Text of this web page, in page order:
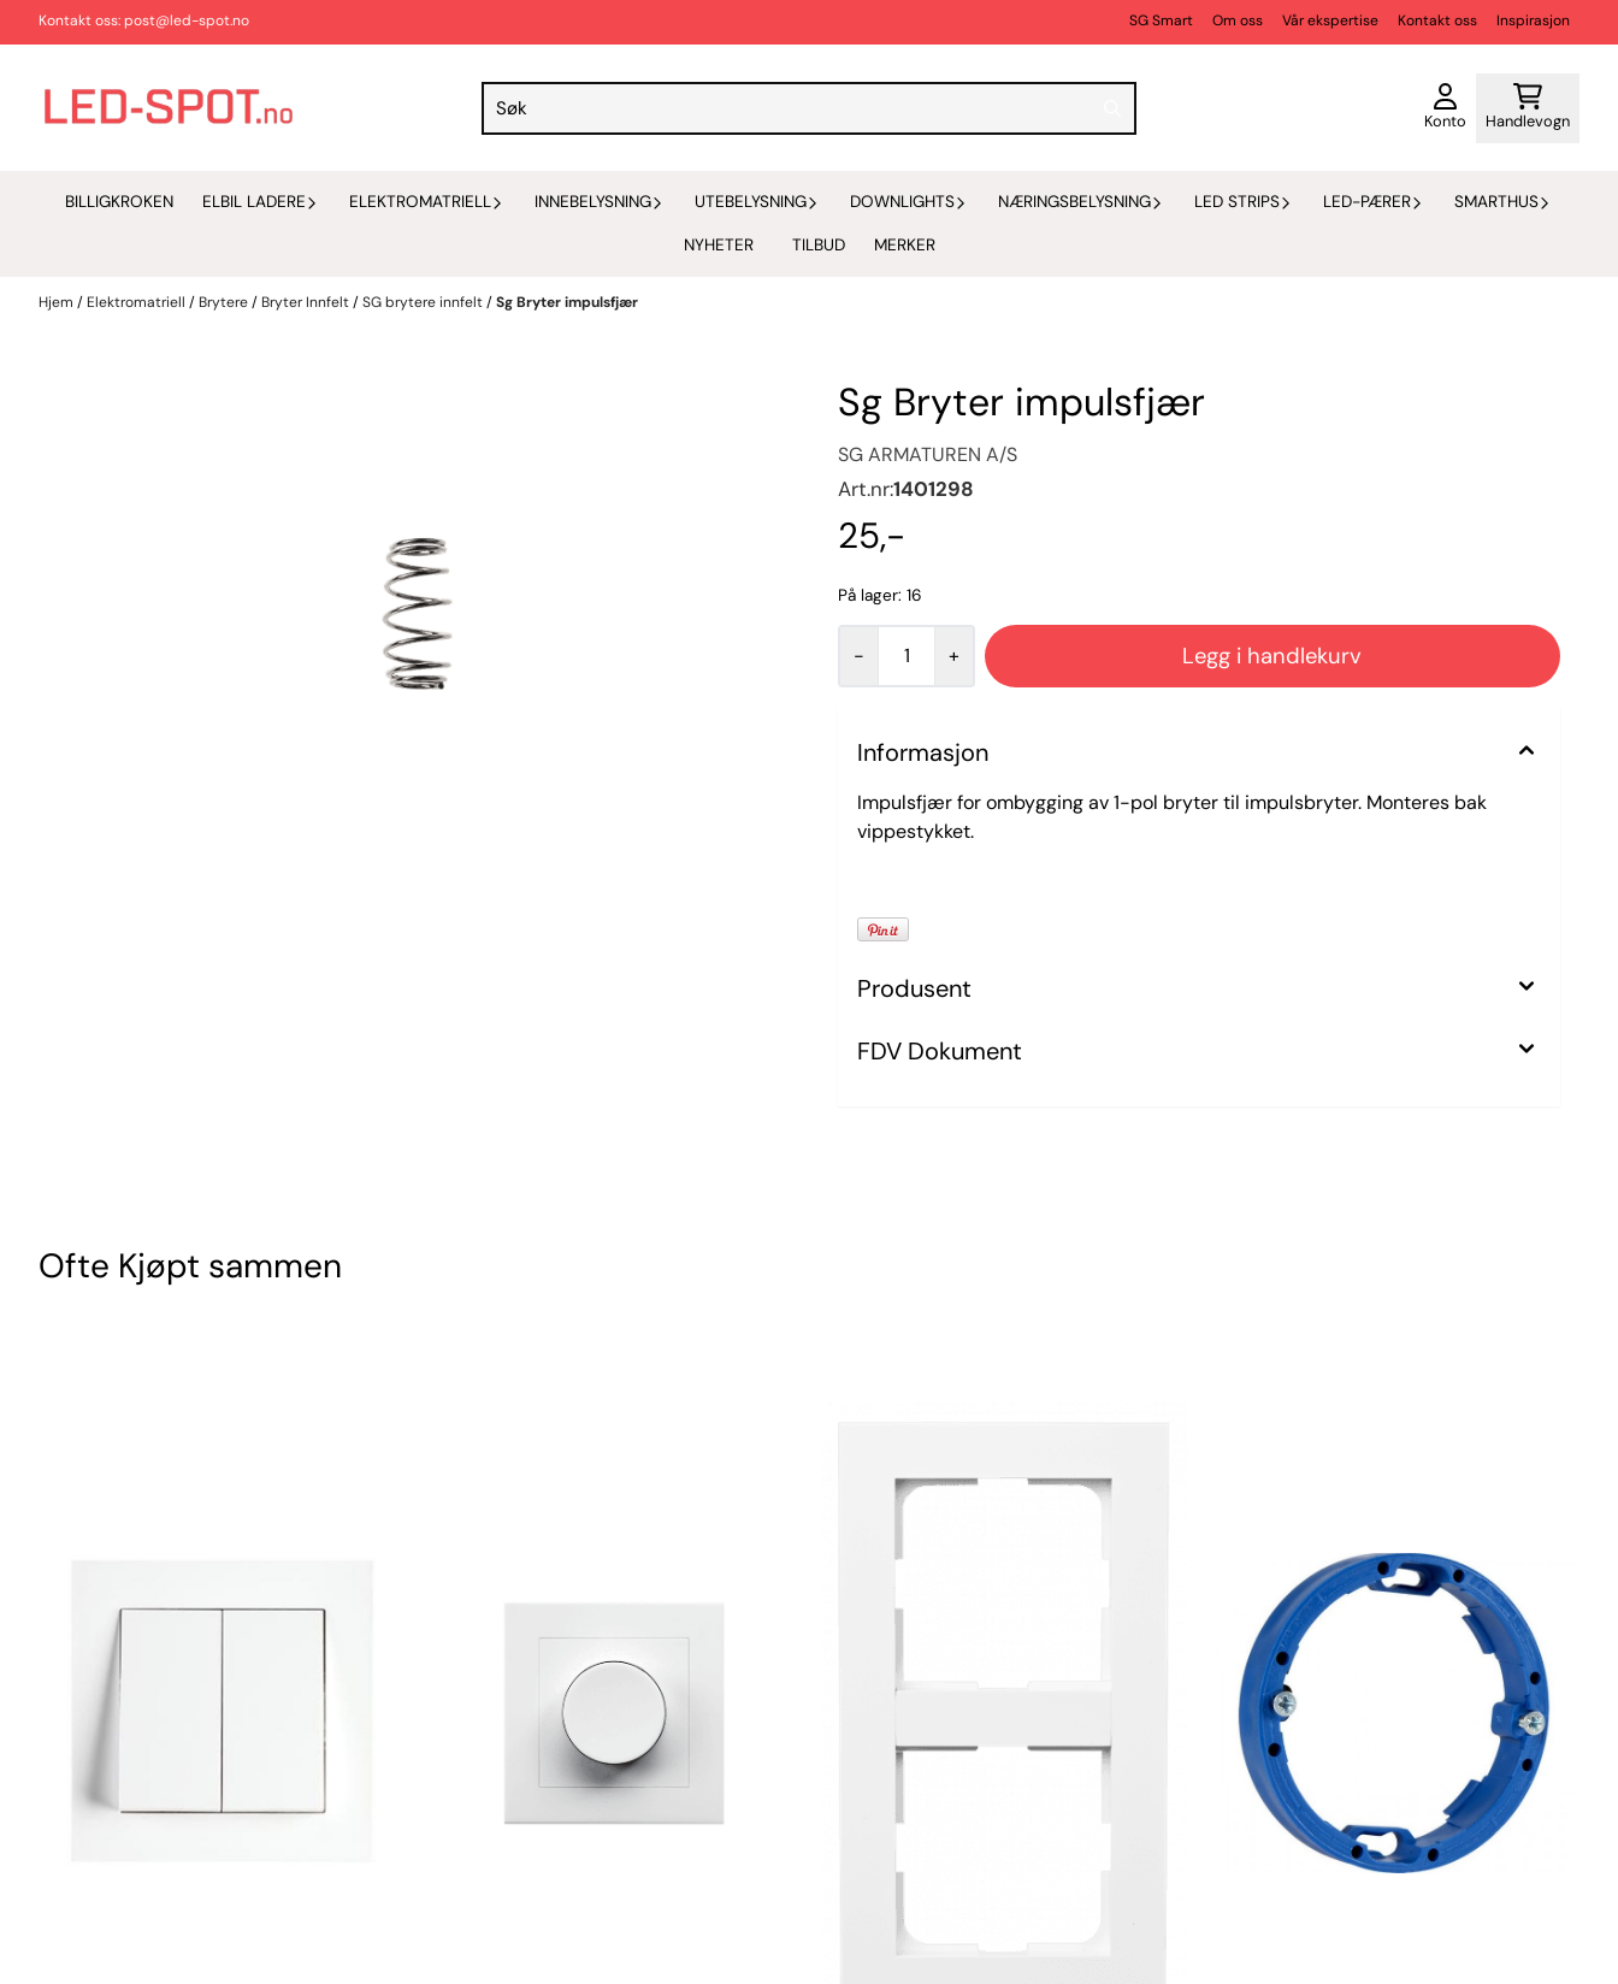
Hopp til innhold
Kontakt oss: post@led-spot.no SG Smart Om oss Vår ekspertise Kontakt oss Inspirasjon
Konto Handlevogn
BILLIGKROKEN ELBIL LADERE ELEKTROMATRIELL INNEBELYSNING UTEBELYSNING DOWNLIGHTS NÆRINGSBELYSNING LED STRIPS LED-PÆRER SMARTHUS
NYHETER TILBUD MERKER
Hjem / Elektromatriell / Brytere/ Bryter Innfelt/SG brytere innfelt/Sg Bryter impulsfjær
Sg Bryter impulsfjær
SG ARMATUREN A/S
Art.nr:1401298
25,-
På lager: 16
- +
Informasjon
Impulsfjær for ombygging av 1-pol bryter til impulsbryter. Monteres bak
vippestykket.
Produsent
FDV Dokument
Ofte Kjøpt sammen